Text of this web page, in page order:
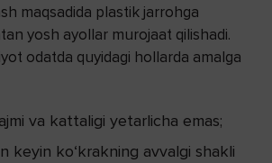
maqsadida plastik jarrohga
yosh ayollar murojaat qilishadi.
odatda quyidagi hollarda amalga
va kattaligi yetarlicha emas;
keyin ko‘krakning avvalgi shakli